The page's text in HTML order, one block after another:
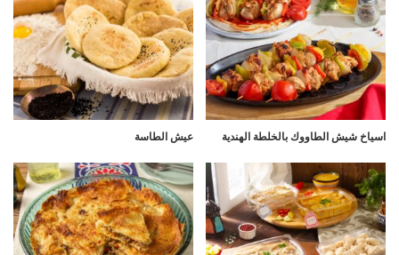
اسياخ شيش الطاووك بالخلطة الهندية عيش الطاسة